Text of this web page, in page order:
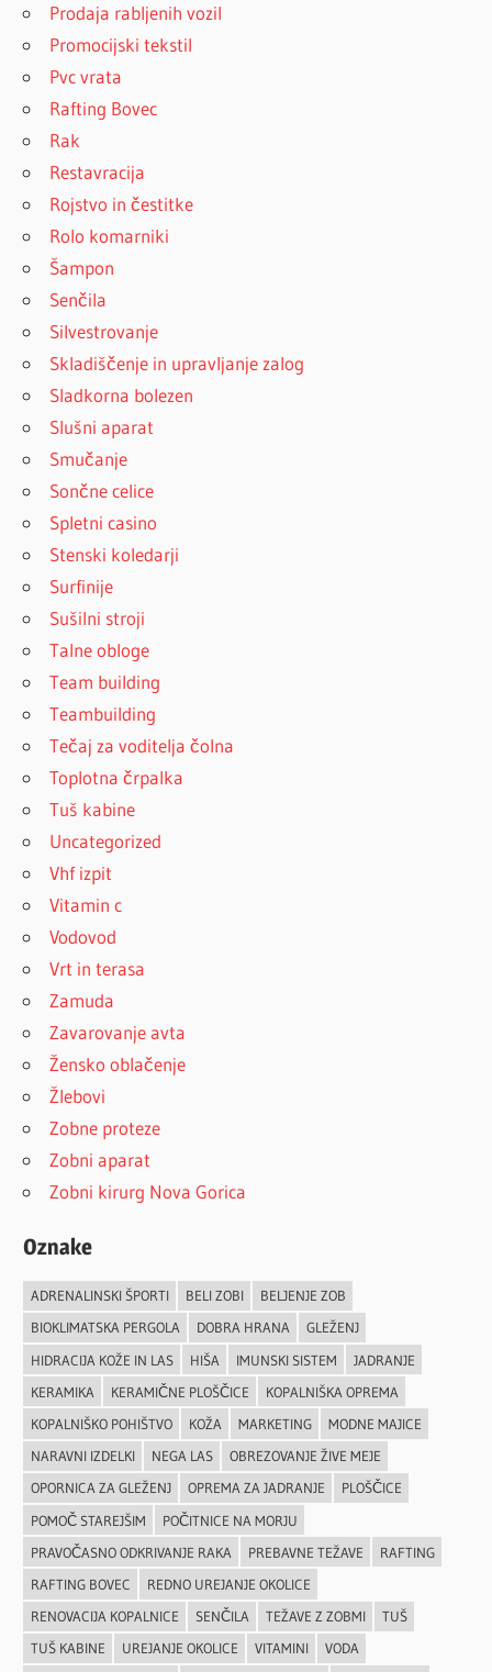
Prodaja rabljenih vozil
Promocijski tekstil
Pvc vrata
Rafting Bovec
Rak
Restavracija
Rojstvo in čestitke
Rolo komarniki
Šampon
Senčila
Silvestrovanje
Skladiščenje in upravljanje zalog
Sladkorna bolezen
Slušni aparat
Smučanje
Sončne celice
Spletni casino
Stenski koledarji
Surfinije
Sušilni stroji
Talne obloge
Team building
Teambuilding
Tečaj za voditelja čolna
Toplotna črpalka
Tuš kabine
Uncategorized
Vhf izpit
Vitamin c
Vodovod
Vrt in terasa
Zamuda
Zavarovanje avta
Žensko oblačenje
Žlebovi
Zobne proteze
Zobni aparat
Zobni kirurg Nova Gorica
Oznake
ADRENALINSKI ŠPORTI BELI ZOBI
BELJENJE ZOB
BIOKLIMATSKA PERGOLA
DOBRA HRANA
GLEŽENJ
HIDRACIJA KOŽE IN LAS
HIŠA IMUNSKI SISTEM
JADRANJE
KERAMIKA
KERAMIČNE PLOŠČICE
KOPALNIŠKA OPREMA
KOPALNIŠKO POHIŠTVO
KOŽA MARKETING
MODNE MAJICE
NARAVNI IZDELKI
NEGA LAS
OBREZOVANJE ŽIVE MEJE
OPORNICA ZA GLEŽENJ
OPREMA ZA JADRANJE
PLOŠČICE
POMOČ STAREJŠIM
POČITNICE NA MORJU
PRAVOČASNO ODKRIVANJE RAKA
PREBAVNE TEŽAVE
RAFTING
RAFTING BOVEC
REDNO UREJANJE OKOLICE
RENOVACIJA KOPALNICE
SENČILA TEŽAVE Z ZOBMI
TUŠ
TUŠ KABINE
UREJANJE OKOLICE VITAMINI
VODA